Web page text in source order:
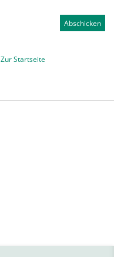
Abschicken
Zur Startseite